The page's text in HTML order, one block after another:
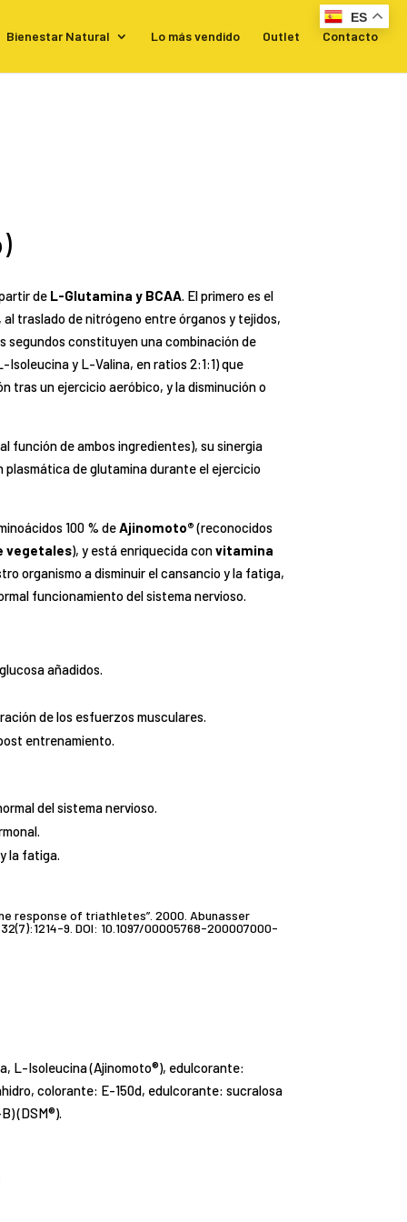
Bienestar Natural Lo más vendido Outlet Contacto
de L-Glutamina y BCAA. El primero es el
traslado de nitrógeno entre órganos y tejidos,
segundos constituyen una combinación de
y L-Valina, en ratios 2:1:1) que
tras un ejercicio aeróbico, y la disminución o
función de ambos ingredientes), su sinergia
de glutamina durante el ejercicio
100 % deAjinomoto®(reconocidos
vegetales), y está enriquecida convitamina
organismo a disminuir el cansancio y la fatiga,
funcionamiento del sistema nervioso.
añadidos.
de los esfuerzos musculares.
entrenamiento.
del sistema nervioso.
la fatiga.
response of triathletes”. 2000. Abunasser
9. DOI: 10.1097/00005768-200007000-
L-Isoleucina (Ajinomoto®), edulcorante:
colorante: E-150d, edulcorante: sucralosa
(DSM®).
ES